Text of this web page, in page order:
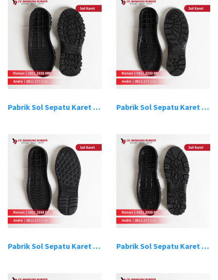
Pabrik Sol Sepatu Karet Bandung 11 Pabrik Sol Sepatu Karet Bandung 12
Pabrik Sol Sepatu Karet Bandung 13 Pabrik Sol Sepatu Karet Bandung 14